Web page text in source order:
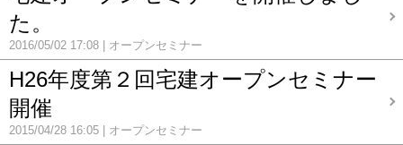
た。
2016/05/02 17:08 オープンセミナー
H26年度第２回宅建オープンセミナー
開催
2015/04/28 16:05 オープンセミナー